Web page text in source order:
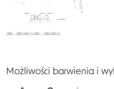
Możliwości barwienia i